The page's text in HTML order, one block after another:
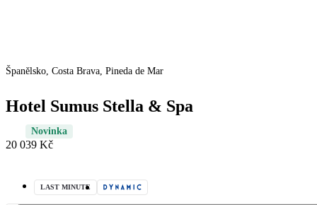
Španělsko, Costa Brava, Pineda de Mar
Hotel Sumus Stella & Spa
Novinka
20 039 Kč
LAST MINUTE